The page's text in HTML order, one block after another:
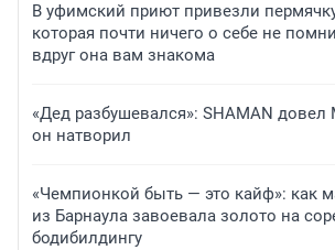
В уфимский приют привезли
которая почти ничего о себе не
вдруг она вам знакома
«Дед разбушевался»: SHAMAN
он натворил
«Чемпионкой быть — это кайф»: как
из Барнаула завоевала золото на
бодибилдингу